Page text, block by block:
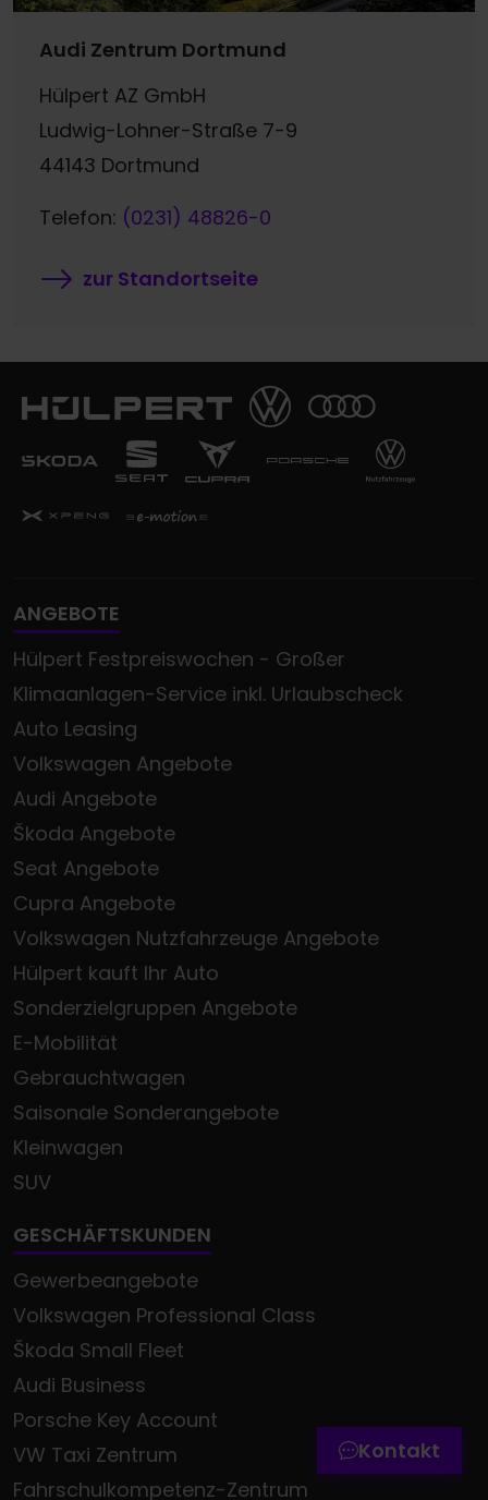
Audi Zentrum Dortmund
Hülpert AZ GmbH
Ludwig-Lohner-Straße 7-9
44143 Dortmund
Telefon: (0231) 48826-0
zur Standortseite
ANGEBOTE
Hülpert Festpreiswochen - Großer
Klimaanlagen-Service inkl. Urlaubscheck
Auto Leasing
Volkswagen Angebote
Audi Angebote
Škoda Angebote
Seat Angebote
Cupra Angebote
Volkswagen Nutzfahrzeuge Angebote
Hülpert kauft Ihr Auto
Sonderzielgruppen Angebote
E-Mobilität
Gebrauchtwagen
Saisonale Sonderangebote
Kleinwagen
SUV
GESCHÄFTSKUNDEN
Gewerbeangebote
Volkswagen Professional Class
Škoda Small Fleet
Audi Business
Porsche Key Account
VW Taxi Zentrum
Fahrschulkompetenz-Zentrum
Kontakt
Termin online buchen
Zum Kontaktformular
Werkstatttermin-Hotline